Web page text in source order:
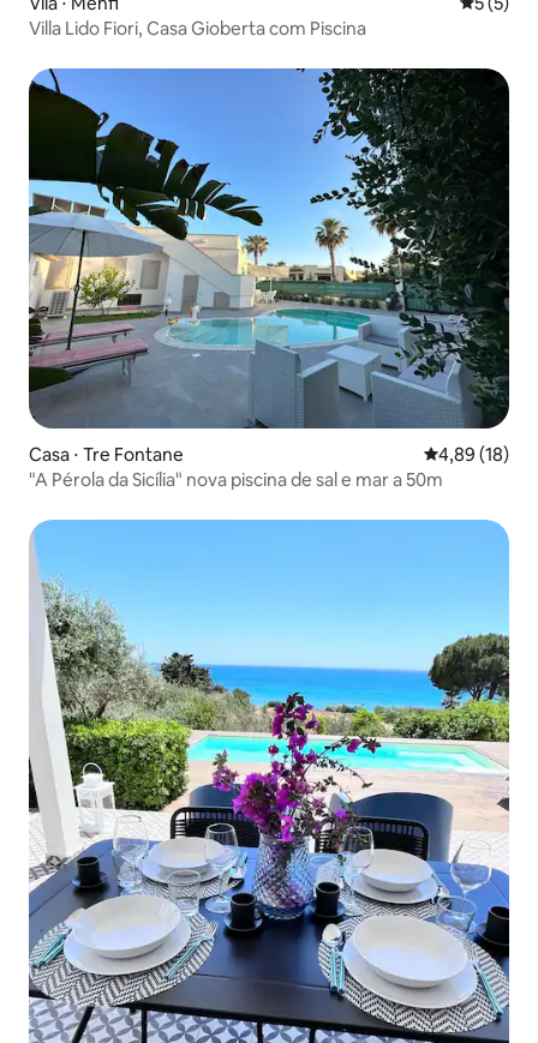
Villa Lido Fiori, Casa Gioberta com Piscina
Casa ⋅ Tre Fontane 4,89 de uma
4,89 (18)
"A Pérola da Sicília" nova piscina de sal e mar a 50m